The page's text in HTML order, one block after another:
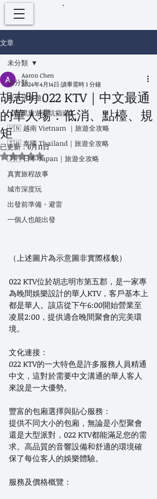
文章
未分類
夜生活旅遊
【暗黑旅遊避坑指南】
🇻🇳 越南 Vietnam ｜旅遊全攻略
🇹🇭 泰國 Thailand｜旅遊全攻略
🇯🇵 日本 Japan｜旅遊全攻略
真實旅程故事
城市深度玩
出發前準備・避雷
一個人也能出發
未分類
胡志明 022 KTV｜中文最通
的華人場：低消、點檯、規
矩
Aaron Chen
2024年4月14日 讀畢需時 1 分鐘
已更新：6月11日
評等為 NaN（最高為 5 顆星）。
（上述圖片為示意圖非實際樣貌）
022 KTV位於胡志明市第五郡，是一家專
為晚間娛樂設計的華人KTV，客戶基本上
都是華人。該店從下午6:00開始營業至
凌晨2:00，提供適合晚間聚會的完美環
境。
文化連接：
022 KTV的一大特色是許多服務人員精通
中文，這對於需要中文溝通的華人客人
來說是一大優勢。
豐富的包廂選擇與貼心服務：
提供不同大小的包廂，無論是小型聚會
還是大型派對，022 KTV都能滿足您的需
求。高品質的音響設備和舒適的環境確
保了每位客人的娛樂體驗。
服務及價格概覽：